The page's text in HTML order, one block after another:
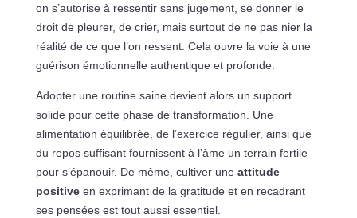
on s’autorise à ressentir sans jugement, se donner le
droit de pleurer, de crier, mais surtout de ne pas nier la
réalité de ce que l’on ressent. Cela ouvre la voie à une
guérison émotionnelle authentique et profonde.
Adopter une routine saine devient alors un support
solide pour cette phase de transformation. Une
alimentation équilibrée, de l’exercice régulier, ainsi que
du repos suffisant fournissent à l’âme un terrain fertile
pour s’épanouir. De même, cultiver une attitude
positiveen exprimant de la gratitude et en recadrant
ses pensées est tout aussi essentiel.